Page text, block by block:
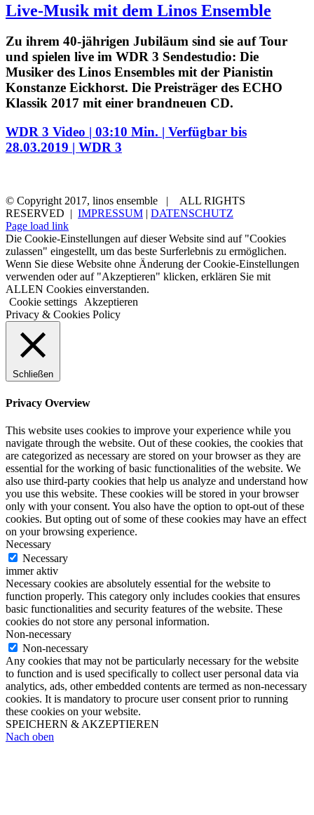
Live-Musik mit dem Linos Ensemble
Zu ihrem 40-jährigen Jubiläum sind sie auf Tour
und spielen live im WDR 3 Sendestudio: Die
Musiker des Linos Ensembles mit der Pianistin
Konstanze Eickhorst. Die Preisträger des ECHO
Klassik 2017 mit einer brandneuen CD.
WDR 3 Video | 03:10 Min. | Verfügbar bis
28.03.2019 | WDR 3
© Copyright 2017, linos ensemble | ALL RIGHTS
RESERVED | IMPRESSUM | DATENSCHUTZ
Page load link
Die Cookie-Einstellungen auf dieser Website sind auf "Cookies
zulassen" eingestellt, um das beste Surferlebnis zu ermöglichen.
Wenn Sie diese Website ohne Änderung der Cookie-Einstellungen
verwenden oder auf "Akzeptieren" klicken, erklären Sie mit
ALLEN Cookies einverstanden.
Cookie settings
Akzeptieren
Privacy & Cookies Policy
Schließen
Privacy Overview
This website uses cookies to improve your experience while you
navigate through the website. Out of these cookies, the cookies that
are categorized as necessary are stored on your browser as they are
essential for the working of basic functionalities of the website. We
also use third-party cookies that help us analyze and understand how
you use this website. These cookies will be stored in your browser
only with your consent. You also have the option to opt-out of these
cookies. But opting out of some of these cookies may have an effect
on your browsing experience.
Necessary
Necessary
immer aktiv
Necessary cookies are absolutely essential for the website to
function properly. This category only includes cookies that ensures
basic functionalities and security features of the website. These
cookies do not store any personal information.
Non-necessary
Non-necessary
Any cookies that may not be particularly necessary for the website
to function and is used specifically to collect user personal data via
analytics, ads, other embedded contents are termed as non-necessary
cookies. It is mandatory to procure user consent prior to running
these cookies on your website.
SPEICHERN & AKZEPTIEREN
Nach oben